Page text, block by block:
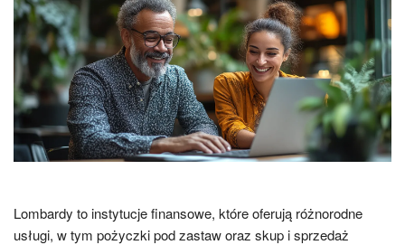
Lombardy to instytucje finansowe, które oferują różnorodne
usługi, w tym pożyczki pod zastaw oraz skup i sprzedaż